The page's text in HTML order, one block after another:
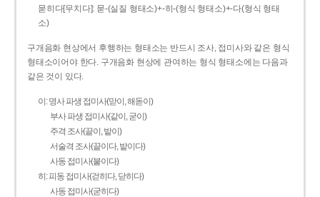
묻히다[무치다]: 묻­-(실질 형태소)+­-히­-(형식 형태소)+-다(형식 형태
소)
구개음화 현상에서 후행하는 형태소는 반드시 조사, 접미사와 같은 형식
형태소이어야 한다. 구개음화 현상에 관여하는 형식 형태소에는 다음과
같은 것이 있다.
이: 명사 파생 접미사(맏이, 해돋이)
부사 파생 접미사(같이, 굳이)
주격 조사(끝이, 밭이)
서술격 조사(끝이다, 밭이다)
사동 접미사(붙이다)
히: 피동 접미사(걷히다, 닫히다)
사동 접미사(굳히다)